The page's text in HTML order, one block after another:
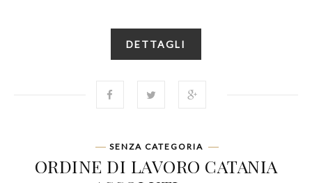
DETTAGLI
SENZA CATEGORIA
ORDINE DI LAVORO CATANIA